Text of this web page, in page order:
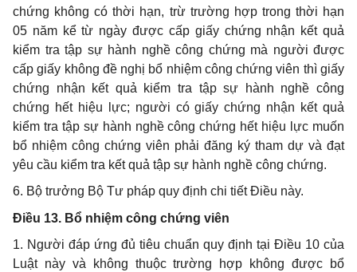
chứng không có thời hạn, trừ trường hợp trong thời hạn
05 năm kể từ ngày được cấp giấy chứng nhận kết quả
kiểm tra tập sự hành nghề công chứng mà người được
cấp giấy không đề nghị bổ nhiệm công chứng viên thì giấy
chứng nhận kết quả kiểm tra tập sự hành nghề công
chứng hết hiệu lực; người có giấy chứng nhận kết quả
kiểm tra tập sự hành nghề công chứng hết hiệu lực muốn
bổ nhiệm công chứng viên phải đăng ký tham dự và đạt
yêu cầu kiểm tra kết quả tập sự hành nghề công chứng.
6. Bộ trưởng Bộ Tư pháp quy định chi tiết Điều này.
Điều 13. Bổ nhiệm công chứng viên
1. Người đáp ứng đủ tiêu chuẩn quy định tại Điều 10 của
Luật này và không thuộc trường hợp không được bổ